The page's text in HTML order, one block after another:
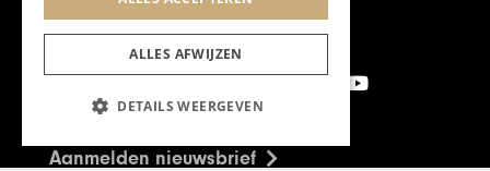
Aanmelden nieuwsbrief
ALLES AFWIJZEN
DETAILS WEERGEVEN